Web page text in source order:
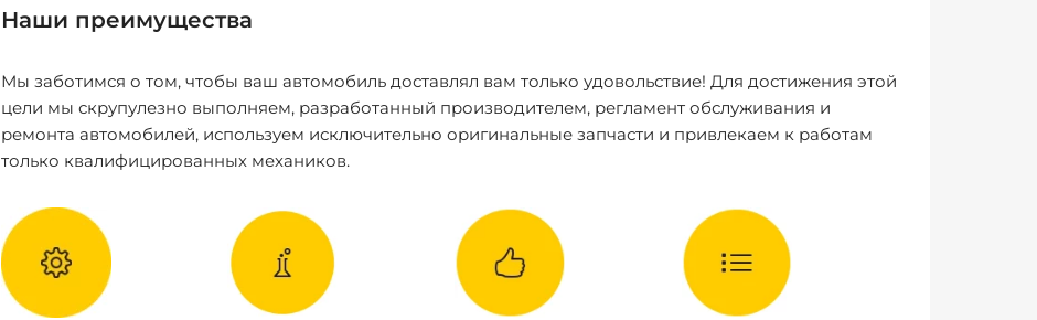
Наши преимущества
Мы заботимся о том, чтобы ваш автомобиль доставлял вам только удовольствие! Для достижения этой
цели мы скрупулезно выполняем, разработанный производителем, регламент обслуживания и
ремонта автомобилей, используем исключительно оригинальные запчасти и привлекаем к работам
только квалифицированных механиков.